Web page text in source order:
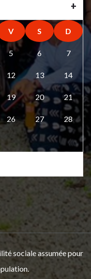
V S D
5 6 7
12 13 14
19 20 21
26 27 28
sociale assumée pour